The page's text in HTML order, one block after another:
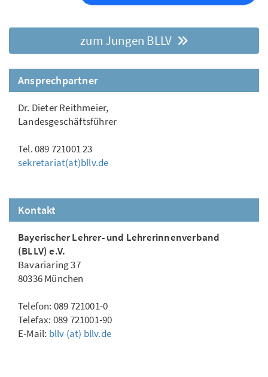
zum Jungen BLLV
Ansprechpartner
Dr. Dieter Reithmeier,
Landesgeschäftsführer
Tel. 089 721001 23
sekretariat(at)bllv.de
Kontakt
Bayerischer Lehrer- und Lehrerinnenverband
(BLLV) e.V.
Bavariaring 37
80336 München
Telefon: 089 721001-0
Telefax: 089 721001-90
E-Mail: bllv (at) bllv.de